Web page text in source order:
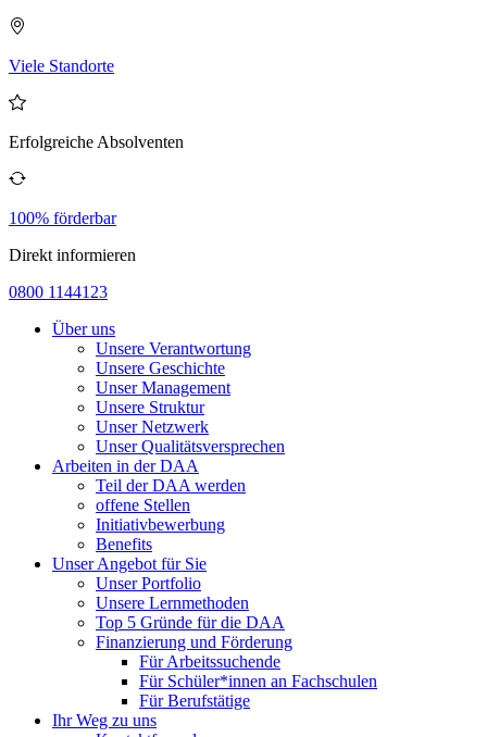
Viele Standorte
Erfolgreiche Absolventen
100% förderbar
Direkt informieren
0800 1144123
Über uns
Unsere Verantwortung
Unsere Geschichte
Unser Management
Unsere Struktur
Unser Netzwerk
Unser Qualitätsversprechen
Arbeiten in der DAA
Teil der DAA werden
offene Stellen
Initiativbewerbung
Benefits
Unser Angebot für Sie
Unser Portfolio
Unsere Lernmethoden
Top 5 Gründe für die DAA
Finanzierung und Förderung
Für Arbeitssuchende
Für Schüler*innen an Fachschulen
Für Berufstätige
Ihr Weg zu uns